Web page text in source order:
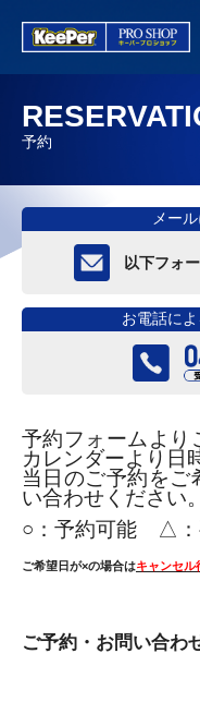
予約
メー
以下フォ
お電話に
予約フォームより
カレンダーより日
当日のご予約をご
い合わせください。
○： 予約可能 △：
ご希望日が×の場合はキャンセル
ご予約・お問い合わ